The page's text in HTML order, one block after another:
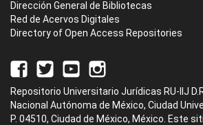
Dirección General de Bibliotecas
Red de Acervos Digitales
Directory of Open Access Repositories
Repositorio Universitario Jurídicas RU-IIJ
Nacional Autónoma de México, Ciudad
P. 04510, Ciudad de México, México. Este